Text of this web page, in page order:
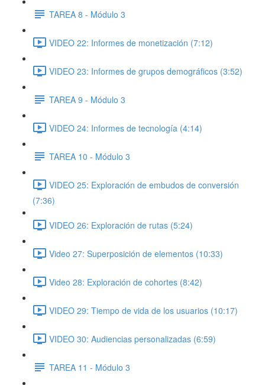
TAREA 8 - Módulo 3
VIDEO 22: Informes de monetización (7:12)
VIDEO 23: Informes de grupos demográficos (3:52)
TAREA 9 - Módulo 3
VIDEO 24: Informes de tecnología (4:14)
TAREA 10 - Módulo 3
VIDEO 25: Exploración de embudos de conversión
(7:36)
VIDEO 26: Exploración de rutas (5:24)
Video 27: Superposición de elementos (10:33)
Video 28: Exploración de cohortes (8:42)
VIDEO 29: Tiempo de vida de los usuarios (10:17)
VIDEO 30: Audiencias personalizadas (6:59)
TAREA 11 - Módulo 3